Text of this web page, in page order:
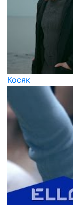
Косяк